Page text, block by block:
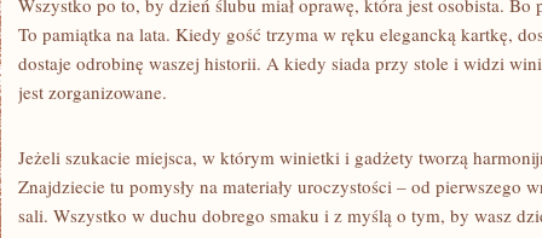
Wszystko po to, by dzień ślubu miał oprawę, która jest osobista.
To pamiątka na lata. Kiedy gość trzyma w ręku elegancką kartkę,
dostaje odrobinę waszej historii. A kiedy siada przy stole i widzi
jest zorganizowane.
Jeżeli szukacie miejsca, w którym winietki i gadżety tworzą
Znajdziecie tu pomysły na materiały uroczystości – od pierwszego
sali. Wszystko w duchu dobrego smaku i z myślą o tym, by wasz